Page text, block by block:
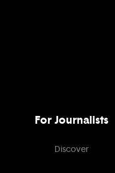
For Journalists
Discover